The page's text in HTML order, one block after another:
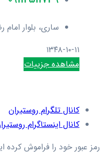
ساری، بلوار
۱۳۴۸-۱۰-۱۱
مشاهده جزییات
کانال تلگرام روستیران
کانال اینستاگرام
رمز عبور خود را فراموش کرده